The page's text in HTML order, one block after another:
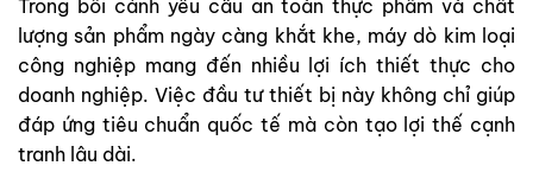
Trong bối cảnh yêu cầu an toàn thực phẩm và chất
lượng sản phẩm ngày càng khắt khe, máy dò kim loại
công nghiệp mang đến nhiều lợi ích thiết thực cho
doanh nghiệp. Việc đầu tư thiết bị này không chỉ giúp
đáp ứng tiêu chuẩn quốc tế mà còn tạo lợi thế cạnh
tranh lâu dài.